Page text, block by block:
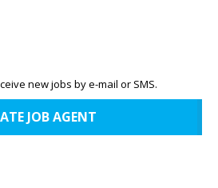
new jobs by e-mail or SMS.
JOB AGENT